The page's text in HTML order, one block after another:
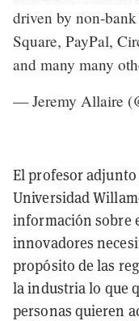
driven by non-
Square, PayPal,
and many many
— Jeremy Allaire
El profesor adjunto
Universidad
información sobre
innovadores
propósito de las
la industria lo que
personas quieren